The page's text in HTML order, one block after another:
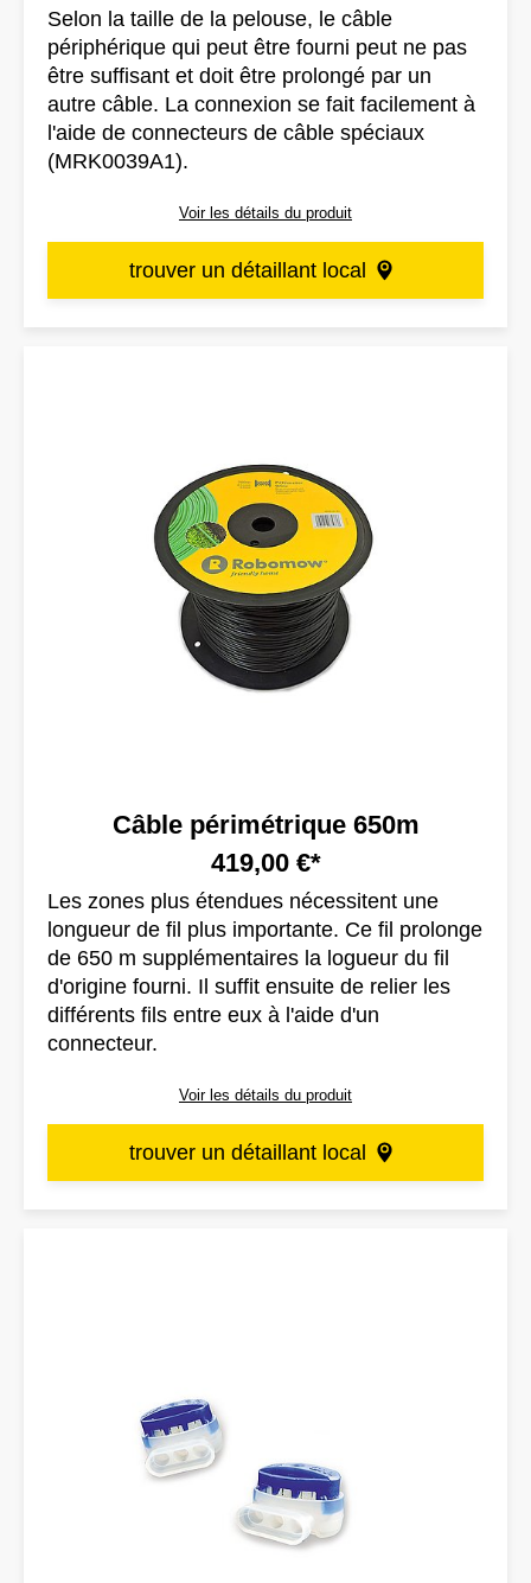
Selon la taille de la pelouse, le câble
périphérique qui peut être fourni peut ne pas
être suffisant et doit être prolongé par un
autre câble. La connexion se fait facilement à
l'aide de connecteurs de câble spéciaux
(MRK0039A1).
Voir les détails du produit
trouver un détaillant local
Câble périmétrique 650m
419,00 €*
Les zones plus étendues nécessitent une
longueur de fil plus importante. Ce fil prolonge
de 650 m supplémentaires la logueur du fil
d'origine fourni. Il suffit ensuite de relier les
différents fils entre eux à l'aide d'un
connecteur.
Voir les détails du produit
trouver un détaillant local